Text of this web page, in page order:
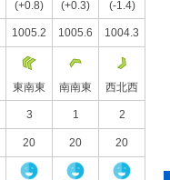
(+0.8) (+0.3) (-1.4)
1005.2 1005.6 1004.3
東南東 南南東 西北西
3 1 2
20 20 20